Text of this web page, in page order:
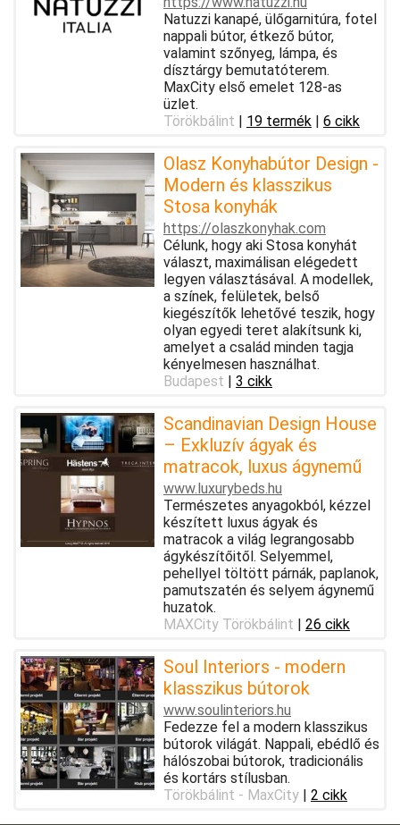
Natuzzi kanapé, ülőgarnitúra, fotel
nappali bútor, étkező bútor,
valamint szőnyeg, lámpa, és
dísztárgy bemutatóterem.
MaxCity első emelet 128-as
üzlet.
Törökbálint | 19 termék | 6 cikk
Olasz Konyhabútor Design -
Modern és klasszikus
Stosa konyhák
https://olaszkonyhak.com
Célunk, hogy aki Stosa konyhát
választ, maximálisan elégedett
legyen választásával. A modellek,
a színek, felületek, belső
kiegészítők lehetővé teszik, hogy
olyan egyedi teret alakítsunk ki,
amelyet a család minden tagja
kényelmesen használhat.
Budapest | 3 cikk
Scandinavian Design House
– Exkluzív ágyak és
matracok, luxus ágynemű
www.luxurybeds.hu
Természetes anyagokból, kézzel
készített luxus ágyak és
matracok a világ legrangosabb
ágykészítőitől. Selyemmel,
pehellyel töltött párnák, paplanok,
pamutszatén és selyem ágynemű
huzatok.
MAXCity Törökbálint | 26 cikk
Soul Interiors - modern
klasszikus bútorok
www.soulinteriors.hu
Fedezze fel a modern klasszikus
bútorok világát. Nappali, ebédlő és
hálószobai bútorok, tradicionális
és kortárs stílusban.
Törökbálint - MaxCity | 2 cikk